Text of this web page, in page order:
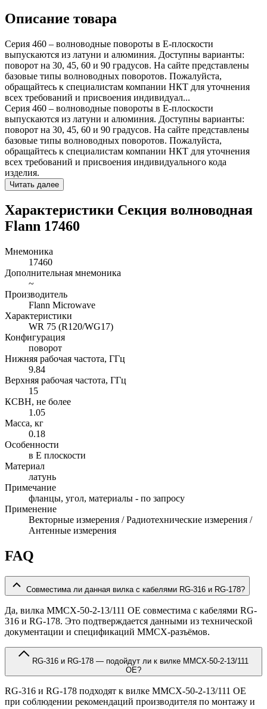
Описание товара
Серия 460 – волноводные повороты в E-плоскости
выпускаются из латуни и алюминия. Доступны варианты:
поворот на 30, 45, 60 и 90 градусов. На сайте представлены
базовые типы волноводных поворотов. Пожалуйста,
обращайтесь к специалистам компании НКТ для уточнения
всех требований и присвоения индивидуал...
Серия 460 – волноводные повороты в E-плоскости
выпускаются из латуни и алюминия. Доступны варианты:
поворот на 30, 45, 60 и 90 градусов. На сайте представлены
базовые типы волноводных поворотов. Пожалуйста,
обращайтесь к специалистам компании НКТ для уточнения
всех требований и присвоения индивидуального кода
изделия.
Читать далее
Характеристики Секция волноводная
Flann 17460
Мнемоника
17460
Дополнительная мнемоника
~
Производитель
Flann Microwave
Характеристики
WR 75 (R120/WG17)
Конфигурация
поворот
Нижняя рабочая частота, ГГц
9.84
Верхняя рабочая частота, ГГц
15
КСВН, не более
1.05
Масса, кг
0.18
Особенности
в E плоскости
Материал
латунь
Примечание
фланцы, угол, материалы - по запросу
Применение
Векторные измерения / Радиотехнические измерения /
Антенные измерения
FAQ
Совместима ли данная вилка с кабелями RG-316 и RG-178?
Да, вилка MMCX-50-2-13/111 OE совместима с кабелями RG-
316 и RG-178. Это подтверждается данными из технической
документации и спецификаций MMCX-разъёмов.
OE?
RG-316 и RG-178 подходят к вилке MMCX-50-2-13/111 OE
при соблюдении рекомендаций производителя по монтажу и